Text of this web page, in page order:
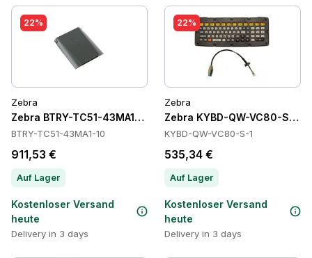
22%
Zebra
Zebra BTRY-TC51-43MA1-10 Batteries
BTRY-TC51-43MA1-10
911,53 €
Auf Lager
Kostenloser Versand
heute
Delivery in 3 days
22%
Zebra
Zebra KYBD-QW-VC80-S-1
KYBD-QW-VC80-S-1
535,34 €
Auf Lager
Kostenloser Versand
heute
Delivery in 3 days